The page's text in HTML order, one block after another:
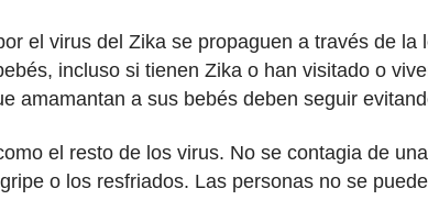
el virus del Zika se propaguen a través de
incluso si tienen Zika o han visitado o
amamantan a sus bebés deben seguir
el resto de los virus. No se contagia de
o los resfriados. Las personas no se